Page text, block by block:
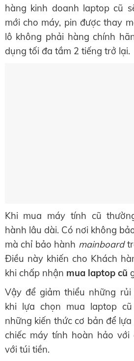
hàng kinh doanh laptop cũ
mới cho máy, pin được thay
lô không phải hàng chính
dụng tối đa tầm 2 tiếng trở lại.
Khi mua máy tính cũ
hành lâu dài. Có nơi không
mà chỉ bảo hành mainboard
Điều này khiến cho Khách
khi chấp nhận mua laptop cũ
Vậy để giảm thiểu những
khi lựa chọn mua laptop
những kiến thức cơ bản để
chiếc máy tính hoàn hảo
với túi tiền.